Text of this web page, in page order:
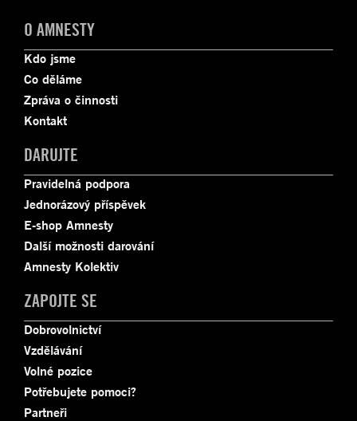
O AMNESTY
Kdo jsme
Co děláme
Zpráva o činnosti
Kontakt
DARUJTE
Pravidelná podpora
Jednorázový příspěvek
E-shop Amnesty
Další možnosti darování
Amnesty Kolektiv
ZAPOJTE SE
Dobrovolnictví
Vzdělávání
Volné pozice
Potřebujete pomoci?
Partneři